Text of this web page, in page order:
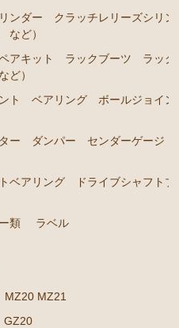
シリンダー クラッチレリ
ールキット など）
ルター ダンパー センダ
UZZ31 UZZ32
シリンダー リペアキッ
MX4#
51 GX60 61 MX51 6
ンダー クラッチレリーズシリン
ど）
アキット ラックブーツ ラック
）
ト ベアリング ボールジョイン
ー ダンパー センダーゲージ
ベアリング ドライブシャフトブ
類
ラベル
MZ21